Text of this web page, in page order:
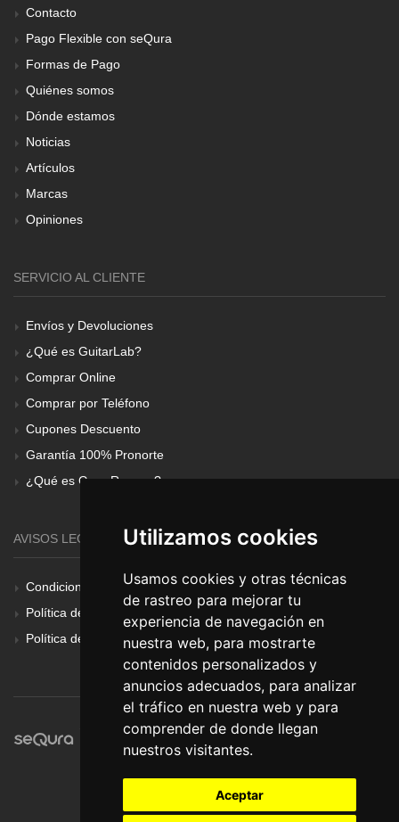
Utilizamos cookies
Usamos cookies y otras técnicas
de rastreo para mejorar tu
experiencia de navegación en
nuestra web, para mostrarte
contenidos personalizados y
anuncios adecuados, para analizar
el tráfico en nuestra web y para
comprender de donde llegan
nuestros visitantes.
Aceptar
Contacto
Pago Flexible con seQura
Formas de Pago
Quiénes somos
Dónde estamos
Noticias
Artículos
Marcas
Opiniones
SERVICIO AL CLIENTE
Envíos y Devoluciones
¿Qué es GuitarLab?
Comprar Online
Comprar por Teléfono
Cupones Descuento
Garantía 100% Pronorte
¿Qué es Gear Renove?
AVISOS LEGALES
Condiciones Generales
Política de Cookies
Política de Privacidad